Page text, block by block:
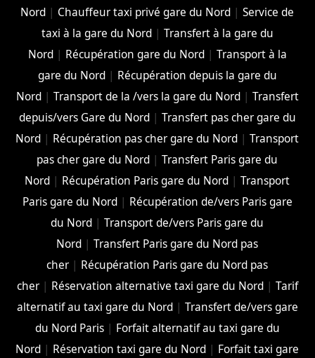
Nord | Chauffeur taxi privé gare du Nord |Service de
taxi à la gare du Nord| Transfert à la gare du
Nord| Récupération gare du Nord| Transport à la
gare du Nord| Récupération depuis la gare du
Nord| Transport de la /vers la gare du Nord| Transfert
depuis/vers Gare du Nord| Transfert pas cher gare du
Nord | Récupération pas cher gare du Nord |Transport
pas cher gare du Nord |Transfert Paris gare du
Nord | Récupération Paris gare du Nord |Transport
Paris gare du Nord| Récupération de/vers Paris gare
du Nord |Transport de/vers Paris gare du
Nord |Transfert Paris gare du Nord pas
cher | Récupération Paris gare du Nord pas
cher| Réservation alternative taxi gare du Nord| Tarif
alternatif au taxi gare du Nord| Transfert de/vers gare
du Nord Paris| Forfait alternatif au taxi gare du
Nord | Réservation taxi gare du Nord | Forfait taxi gare